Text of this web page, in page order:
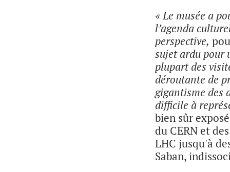
« Le musée a
l’agenda
perspective,
sujet ardu pour
plupart des
déroutante de
gigantisme des
difficile à
bien sûr
du CERN et
LHC jusqu'à
Saban,